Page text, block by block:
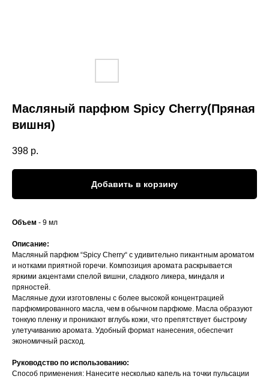
Масляный парфюм Spicy Cherry(Пряная
вишня)
398 р.
Добавить в корзину
Объем - 9 мл
Описание:
Масляный парфюм “Spicy Cherry“ с удивительно пикантным ароматом
и нотками приятной горечи. Композиция аромата раскрывается
яркими акцентами спелой вишни, сладкого ликера, миндаля и
пряностей.
Масляные духи изготовлены с более высокой концентрацией
парфюмированного масла, чем в обычном парфюме. Масла образуют
тонкую пленку и проникают вглубь кожи, что препятствует быстрому
улетучиванию аромата. Удобный формат нанесения, обеспечит
экономичный расход.
Руководство по использованию:
Способ применения: Нанесите несколько капель на точки пульсации